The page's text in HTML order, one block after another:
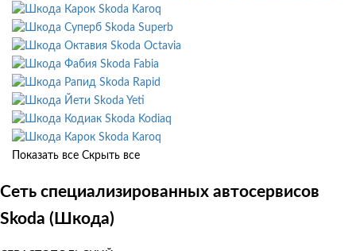
Skoda Karoq
Skoda Superb
Skoda Octavia
Skoda Fabia
Skoda Rapid
Skoda Yeti
Skoda Kodiaq
Skoda Karoq
Показать все Скрыть все
Сеть специализированных автосервисов
Skoda (Шкода)